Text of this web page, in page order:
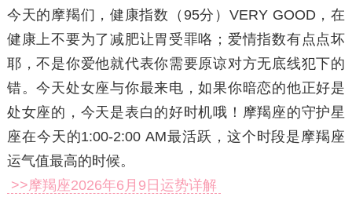
今天的摩羯们，健康指数（95分）VERY GOOD，在
健康上不要为了减肥让胃受罪咯；爱情指数有点点坏
耶，不是你爱他就代表你需要原谅对方无底线犯下的
错。今天处女座与你最来电，如果你暗恋的他正好是
处女座的，今天是表白的好时机哦！摩羯座的守护星
座在今天的1:00-2:00 AM最活跃，这个时段是摩羯座
运气值最高的时候。
>>摩羯座2026年6月9日运势详解